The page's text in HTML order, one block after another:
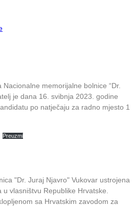
memorijalne bolnice “Dr.
je dana 16. svibnja 2023. godine
po natječaju za radno mjesto 1
Preuzmi
"Dr. Juraj Njavro" Vukovar ustrojena
vlasništvu Republike Hrvatske.
sa Hrvatskim zavodom za